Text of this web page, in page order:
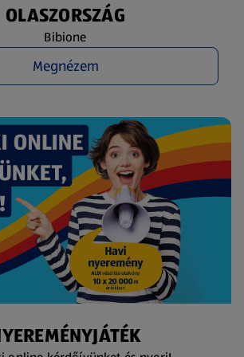
OLASZORSZÁG
Bibione
Megnézem